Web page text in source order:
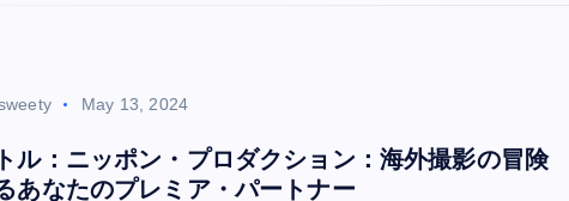
May 13, 2024
ル：ニッポン・プロダクション：海外撮影の冒険
あなたのプレミア・パートナー